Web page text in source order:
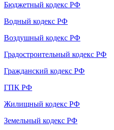
Бюджетный кодекс РФ
Водный кодекс РФ
Воздушный кодекс РФ
Градостроительный кодекс РФ
Гражданский кодекс РФ
ГПК РФ
Жилищный кодекс РФ
Земельный кодекс РФ